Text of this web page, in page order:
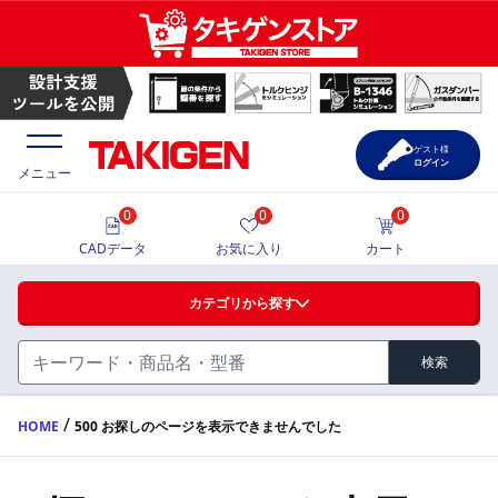
ハンドル・取手・つまみ・周辺機器
FA・A
蝶番・ステー・周辺機器
価格一覧
製品カタログ
メニュー
カテゴリから探す
検索
0
CADデータ
0
お気に入り
0
カート
ゲスト様
ログイン
HOME / 500 お探しのページを表示できませんでした